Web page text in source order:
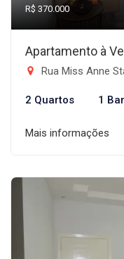
R$ 370.000
Apartamento à
Rua Miss Anne Stanford, 165,
2 Quartos 1
Mais informações